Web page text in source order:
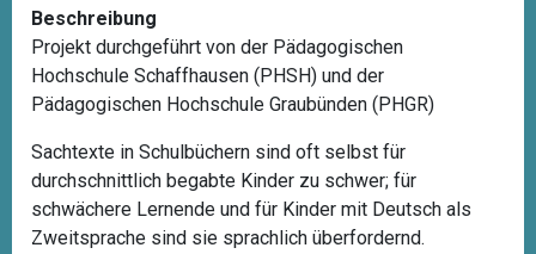
Beschreibung
Projekt durchgeführt von der Pädagogischen
Hochschule Schaffhausen (PHSH) und der
Pädagogischen Hochschule Graubünden (PHGR)
Sachtexte in Schulbüchern sind oft selbst für
durchschnittlich begabte Kinder zu schwer; für
schwächere Lernende und für Kinder mit Deutsch als
Zweitsprache sind sie sprachlich überfordernd.